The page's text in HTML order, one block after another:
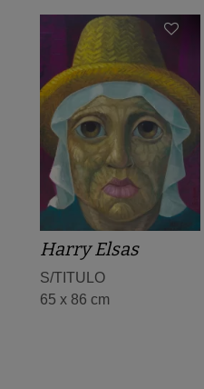
Harry Elsas
S/TITULO
65 x 86 cm